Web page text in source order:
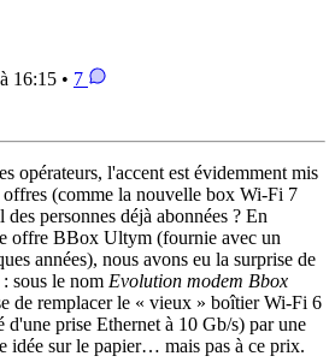
16:15 • 7
opérateurs, l'accent est évidemment mis
offres (comme la nouvelle box Wi-Fi 7
personnes déjà abonnées ? En
offre BBox Ultym (fournie avec un
années), nous avons eu la surprise de
sous le nom Evolution modem Bbox
de remplacer le « vieux » boîtier Wi-Fi 6
d'une prise Ethernet à 10 Gb/s) par une
sur le papier… mais pas à ce prix.